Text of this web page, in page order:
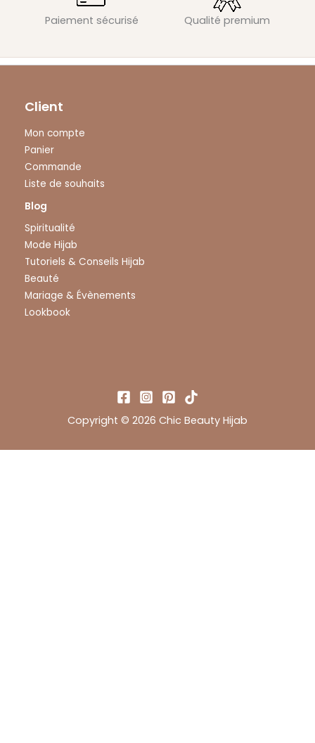
Paiement sécurisé Qualité premium
Client
Mon compte
Panier
Commande
Liste de souhaits
Blog
Spiritualité
Mode Hijab
Tutoriels & Conseils Hijab
Beauté
Mariage & Évènements
Lookbook
Copyright © 2026 Chic Beauty Hijab